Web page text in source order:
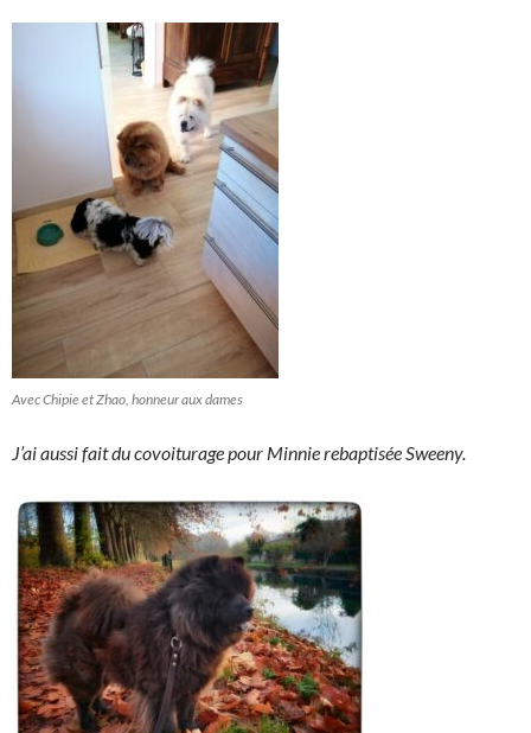
Avec Chipie et Zhao, honneur aux dames
J’ai aussi fait du covoiturage pour Minnie rebaptisée Sweeny.